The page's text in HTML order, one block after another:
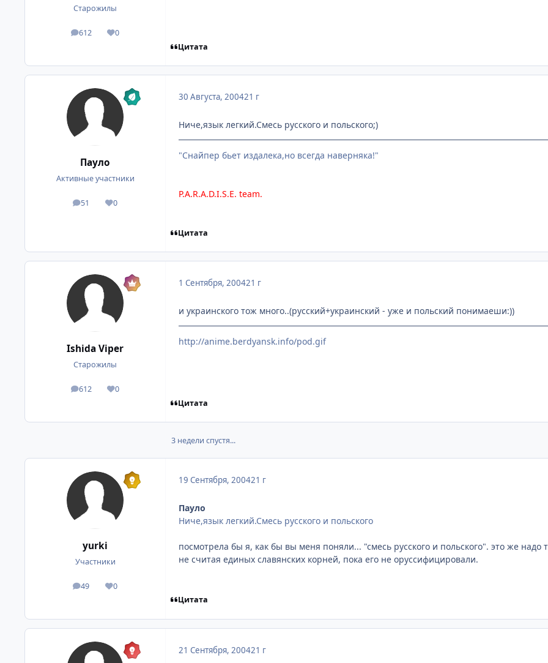
Старожилы
612
посты 0
Репутация
Цитата
Пауло
Активные участники
51
посты 0
Репутация
30 Августа, 200421 г
Ниче,язык легкий.Смесь русского и польского;)
"Снайпер бьет издалека,но всегда наверняка!"
P.A.R.A.D.I.S.E. team.
Цитата
Ishida Viper
Старожилы
612
посты 0
Репутация
1 Сентября, 200421 г
и украинского тож много..(русский+украинский - уже и польский понимаеши:))
http://anime.berdyansk.info/pod.gif
Цитата
3 недели спустя...
yurki
Участники
49
посты 0
Репутация
19 Сентября, 200421 г
Пауло
Ниче,язык легкий.Смесь русского и польского
посмотрела бы я, как бы вы меня поняли... "смесь русского и польского". это же надо
не считая единых славянских корней, пока его не оруссифицировали.
Цитата
21 Сентября, 200421 г